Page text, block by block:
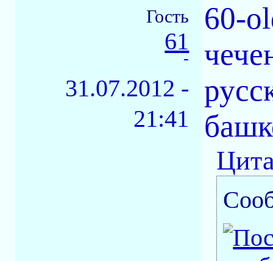
Гость
61
-
31.07.2012 -
21:41
60-